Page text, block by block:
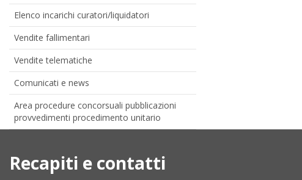
Elenco incarichi curatori/liquidatori
Vendite fallimentari
Vendite telematiche
Comunicati e news
Area procedure concorsuali pubblicazioni
provvedimenti procedimento unitario
Recapiti e contatti